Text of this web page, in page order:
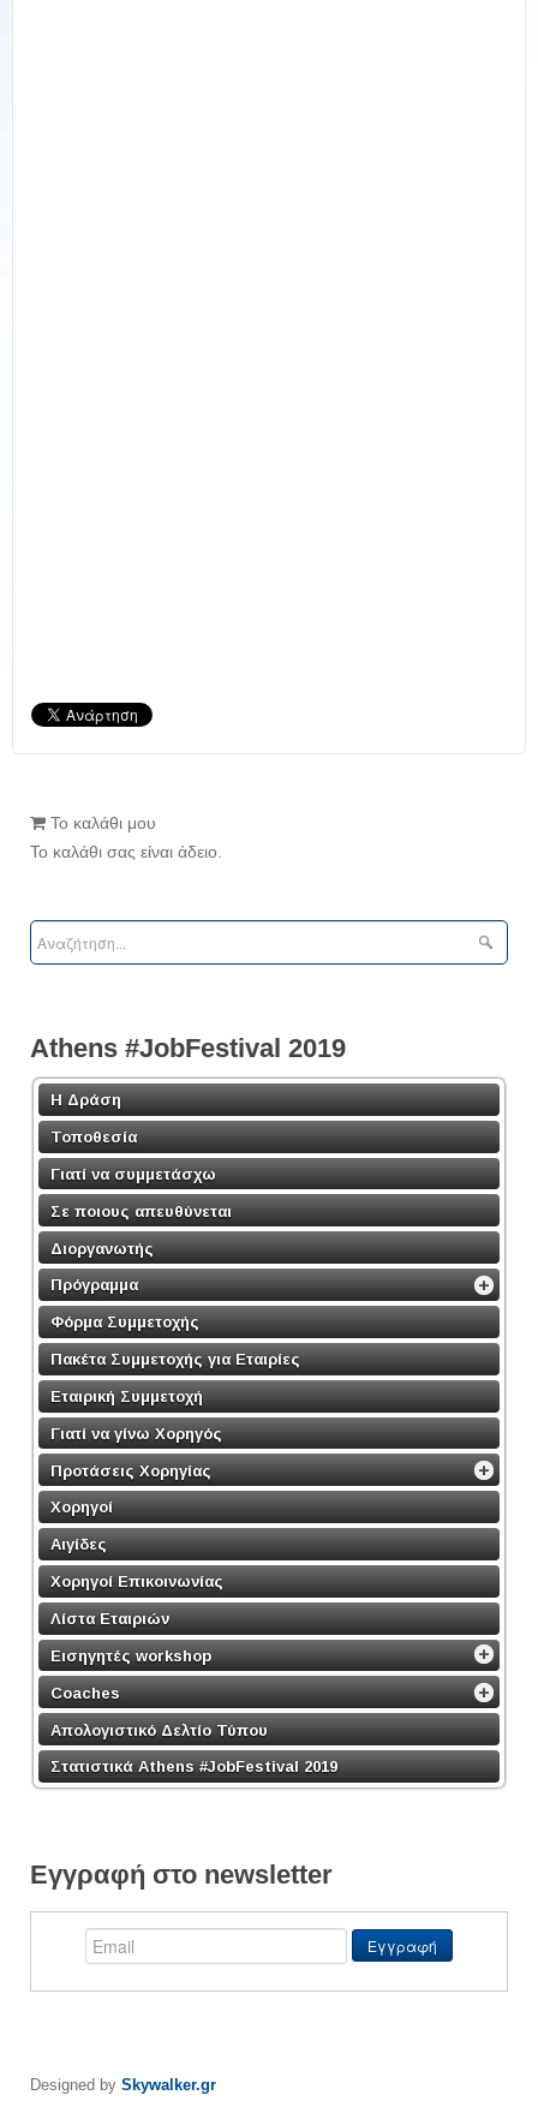
Το καλάθι μου
Το καλάθι σας είναι άδειο.
Athens #JobFestival 2019
Η Δράση
Τοποθεσία
Γιατί να συμμετάσχω
Σε ποιους απευθύνεται
Διοργανωτής
Πρόγραμμα
Φόρμα Συμμετοχής
Πακέτα Συμμετοχής για Εταιρίες
Εταιρική Συμμετοχή
Γιατί να γίνω Χορηγός
Προτάσεις Χορηγίας
Χορηγοί
Αιγίδες
Χορηγοί Επικοινωνίας
Λίστα Εταιριών
Εισηγητές workshop
Coaches
Απολογιστικό Δελτίο Τύπου
Στατιστικά Athens #JobFestival 2019
Εγγραφή στο newsletter
Designed by Skywalker.gr